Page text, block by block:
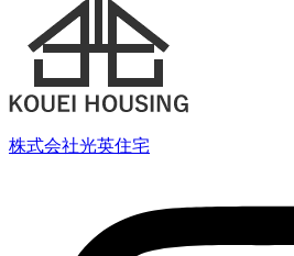
株式会社光英住宅